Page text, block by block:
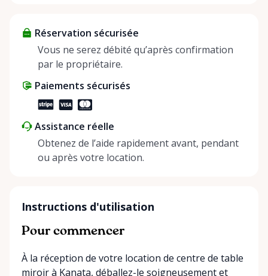
helping people enjoy more for less while making a
positive impact on the environment. By choosing to
share instead of buy, we’re all doing our part to
Réservation sécurisée
Vous ne serez débité qu’après confirmation
par le propriétaire.
Paiements sécurisés
Assistance réelle
Obtenez de l’aide rapidement avant, pendant
ou après votre location.
Instructions d'utilisation
Pour commencer
À la réception de votre location de centre de table
miroir à Kanata, déballez-le soigneusement et